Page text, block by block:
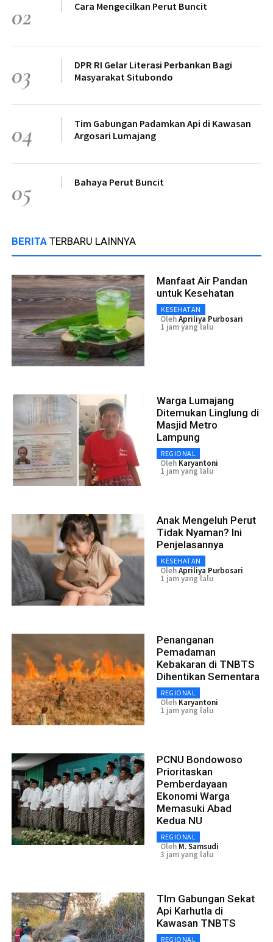
02 Cara Mengecilkan Perut Buncit
03
DPR RI Gelar Literasi Perbankan Bagi
Masyarakat Situbondo
04
Tim Gabungan Padamkan Api di Kawasan
Argosari Lumajang
05 Bahaya Perut Buncit
BERITA TERBARU LAINNYA
Manfaat Air Pandan
untuk Kesehatan
KESEHATAN
OlehApriliya Purbosari
1 jam yang lalu
Warga Lumajang
Ditemukan Linglung di
Masjid Metro
Lampung
REGIONAL
Oleh Karyantoni
1 jam yang lalu
Anak Mengeluh Perut
Tidak Nyaman? Ini
Penjelasannya
KESEHATAN
OlehApriliya Purbosari
1 jam yang lalu
Penanganan
Pemadaman
Kebakaran di TNBTS
Dihentikan Sementara
REGIONAL
Oleh Karyantoni
1 jam yang lalu
PCNU Bondowoso
Prioritaskan
Pemberdayaan
Ekonomi Warga
Memasuki Abad
Kedua NU
REGIONAL
Oleh M. Samsudi
3 jam yang lalu
TIm Gabungan Sekat
Api Karhutla di
Kawasan TNBTS
REGIONAL